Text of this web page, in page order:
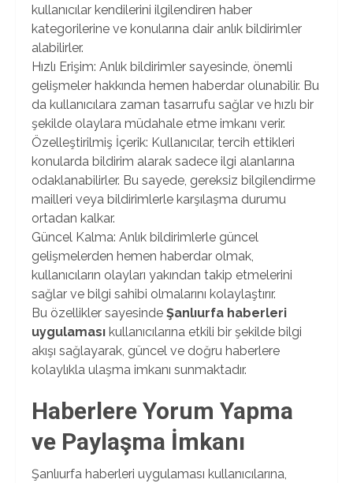
kullanıcılar kendilerini ilgilendiren haber
kategorilerine ve konularına dair anlık bildirimler
alabilirler.
Hızlı Erişim: Anlık bildirimler sayesinde, önemli
gelişmeler hakkında hemen haberdar olunabilir. Bu
da kullanıcılara zaman tasarrufu sağlar ve hızlı bir
şekilde olaylara müdahale etme imkanı verir.
Özelleştirilmiş İçerik: Kullanıcılar, tercih ettikleri
konularda bildirim alarak sadece ilgi alanlarına
odaklanabilirler. Bu sayede, gereksiz bilgilendirme
mailleri veya bildirimlerle karşılaşma durumu
ortadan kalkar.
Güncel Kalma: Anlık bildirimlerle güncel
gelişmelerden hemen haberdar olmak,
kullanıcıların olayları yakından takip etmelerini
sağlar ve bilgi sahibi olmalarını kolaylaştırır.
Bu özellikler sayesinde Şanlıurfa haberleri
uygulaması kullanıcılarına etkili bir şekilde bilgi
akışı sağlayarak, güncel ve doğru haberlere
kolaylıkla ulaşma imkanı sunmaktadır.
Haberlere Yorum Yapma
ve Paylaşma İmkanı
Şanlıurfa haberleri uygulaması kullanıcılarına,